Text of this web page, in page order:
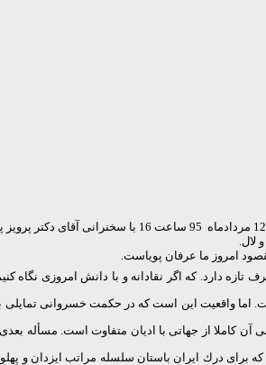
لال.
امروز ما عرفان پویاست.
تازه‌ دارد. که اگر نقادانه و با دانش امروزی
اما واقعیت این است كه در حكمت خسروانی
كاملا از جهاتی با ادیان متفاوت است. مسأله
درك ایران باستان سلسله مراتب ایزدان و